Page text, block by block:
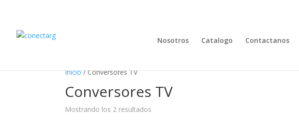
Nosotros Catalogo Contactanos
Inicio/ Conversores TV
Conversores TV
Mostrando los 2 resultados